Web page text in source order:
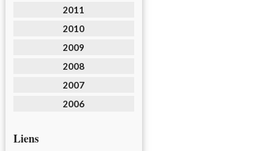
2011
2010
2009
2008
2007
2006
Liens